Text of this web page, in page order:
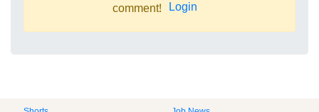
comment! Login